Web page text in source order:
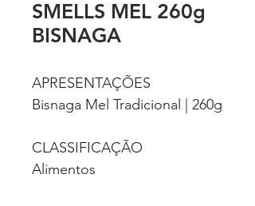
SMELLS MEL 260g
BISNAGA
APRESENTAÇÕES
Bisnaga Mel Tradicional | 260g
CLASSIFICAÇÃO
Alimentos